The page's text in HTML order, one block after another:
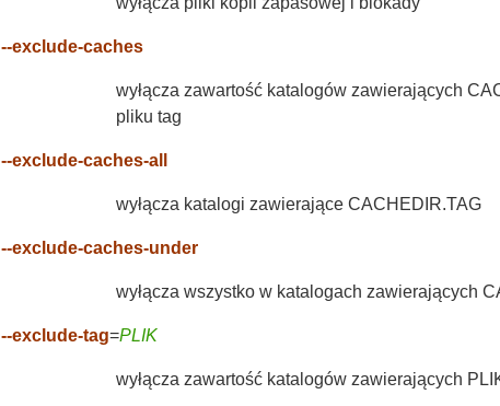
--exclude-caches
wyłącza zawartość katalogów zawierających
pliku tag
--exclude-caches-all
wyłącza katalogi zawierające CACHEDIR.TAG
--exclude-caches-under
wyłącza wszystko w katalogach zawierających
--exclude-tag=PLIK
wyłącza zawartość katalogów zawierających